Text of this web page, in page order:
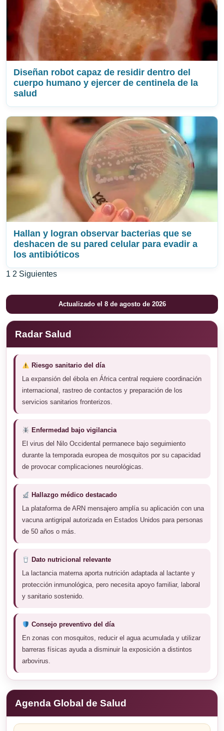
Diseñan robot capaz de residir dentro del
cuerpo humano y ejercer de centinela de la
salud
Hallan y logran observar bacterias que se
deshacen de su pared celular para evadir a
los antibióticos
Paginación
de
entradas
1 2 Siguientes
Actualizado el 8 de agosto de 2026
Radar Salud
Riesgo sanitario del día
La expansión del ébola en África central requiere coordinación
internacional, rastreo de contactos y preparación de los
servicios sanitarios fronterizos.
Enfermedad bajo vigilancia
El virus del Nilo Occidental permanece bajo seguimiento
durante la temporada europea de mosquitos por su capacidad
de provocar complicaciones neurológicas.
Hallazgo médico destacado
La plataforma de ARN mensajero amplía su aplicación con una
vacuna antigripal autorizada en Estados Unidos para personas
de 50 años o más.
Dato nutricional relevante
La lactancia materna aporta nutrición adaptada al lactante y
protección inmunológica, pero necesita apoyo familiar, laboral
y sanitario sostenido.
Consejo preventivo del día
En zonas con mosquitos, reducir el agua acumulada y utilizar
barreras físicas ayuda a disminuir la exposición a distintos
arbovirus.
Agenda Global de Salud